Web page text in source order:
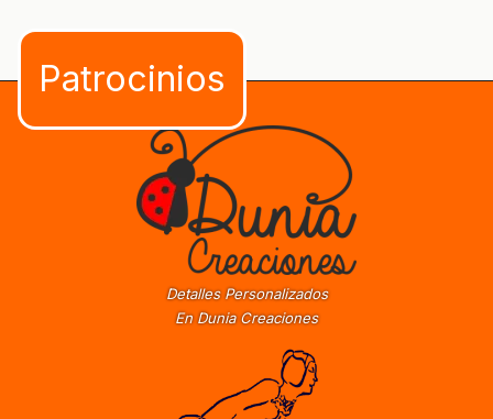
Detalles Personalizados
En Dunia Creaciones